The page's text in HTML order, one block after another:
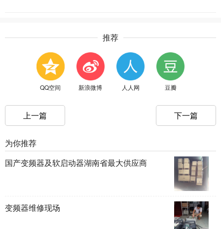
推荐
QQ空间 新浪微博 人人网 豆瓣
上一篇 下一篇
为你推荐
国产变频器及软启动器湖南省最大供应商
变频器维修现场